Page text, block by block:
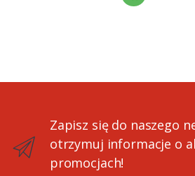
Zapisz się do naszego
otrzymuj informacje o
promocjach!